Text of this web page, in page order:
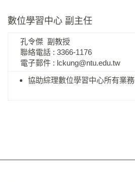
數位學習中心 副主任
孔令傑 副教授
聯絡電話 : 3366-1176
電子郵件 : lckung@ntu.edu.tw
協助綜理數位學習中心所有業務